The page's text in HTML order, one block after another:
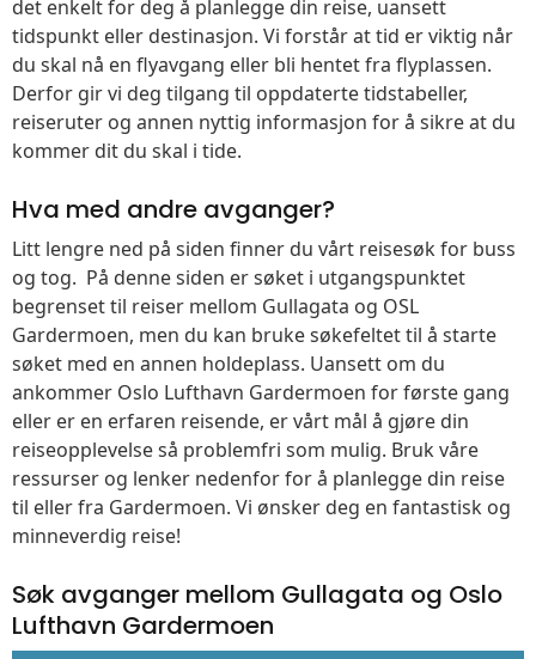
det enkelt for deg å planlegge din reise, uansett
tidspunkt eller destinasjon. Vi forstår at tid er viktig når
du skal nå en flyavgang eller bli hentet fra flyplassen.
Derfor gir vi deg tilgang til oppdaterte tidstabeller,
reiseruter og annen nyttig informasjon for å sikre at du
kommer dit du skal i tide.
Hva med andre avganger?
Litt lengre ned på siden finner du vårt reisesøk for buss
og tog. På denne siden er søket i utgangspunktet
begrenset til reiser mellom Gullagata og OSL
Gardermoen, men du kan bruke søkefeltet til å starte
søket med en annen holdeplass. Uansett om du
ankommer Oslo Lufthavn Gardermoen for første gang
eller er en erfaren reisende, er vårt mål å gjøre din
reiseopplevelse så problemfri som mulig. Bruk våre
ressurser og lenker nedenfor for å planlegge din reise
til eller fra Gardermoen. Vi ønsker deg en fantastisk og
minneverdig reise!
Søk avganger mellom Gullagata og Oslo
Lufthavn Gardermoen